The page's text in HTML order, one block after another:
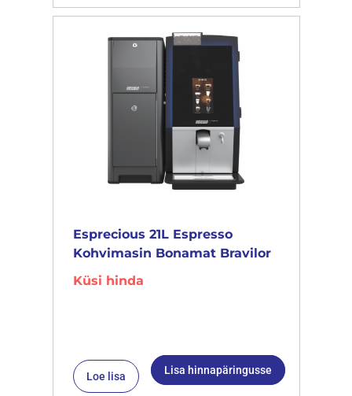
Esprecious 21L Espresso
Kohvimasin Bonamat Bravilor
Küsi hinda
Loe lisa Lisa hinnapäringusse